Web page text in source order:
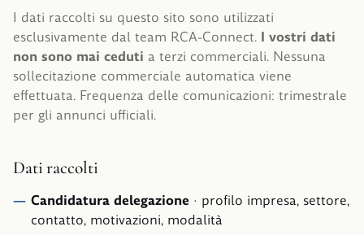
I dati raccolti su questo sito sono utilizzati
esclusivamente dal team RCA-Connect. I vostri dati
non sono mai ceduti a terzi commerciali. Nessuna
sollecitazione commerciale automatica viene
effettuata. Frequenza delle comunicazioni: trimestrale
per gli annunci ufficiali.
Dati raccolti
Candidatura delegazione · profilo impresa, settore,
contatto, motivazioni, modalità